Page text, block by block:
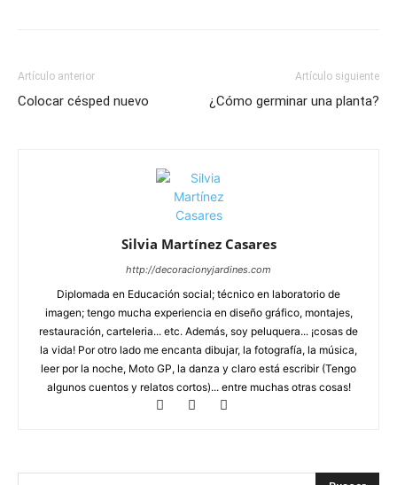
Artículo anterior
Colocar césped nuevo
Artículo siguiente
¿Cómo germinar una planta?
Silvia Martínez Casares
http://decoracionyjardines.com
Diplomada en Educación social; técnico en laboratorio de
imagen; tengo mucha experiencia en diseño gráfico, montajes,
restauración, carteleria... etc. Además, soy peluquera... ¡cosas de
la vida! Por otro lado me encanta dibujar, la fotografía, la música,
leer por la noche, Moto GP, la danza y claro está escribir (Tengo
algunos cuentos y relatos cortos)... entre muchas otras cosas!